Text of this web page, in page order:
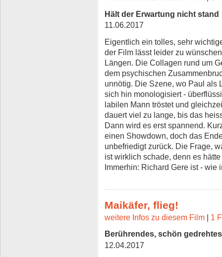
Hält der Erwartung nicht stand
11.06.2017
Eigentlich ein tolles, sehr
der Film lässt leider zu
Längen. Die Collagen rund um
dem psychischen
unnötig. Die Szene, wo Paul als
sich hin monologisiert -
labilen Mann tröstet und
dauert viel zu lange, bis das
Dann wird es erst spannend.
einen Showdown, doch das
unbefriedigt zurück. Die Frage,
ist wirklich schade, denn es
Immerhin: Richard Gere ist - wie
Maikäfer, flieg!
weitere Infos zu diesem Film | 1
Berührendes, schön
12.04.2017